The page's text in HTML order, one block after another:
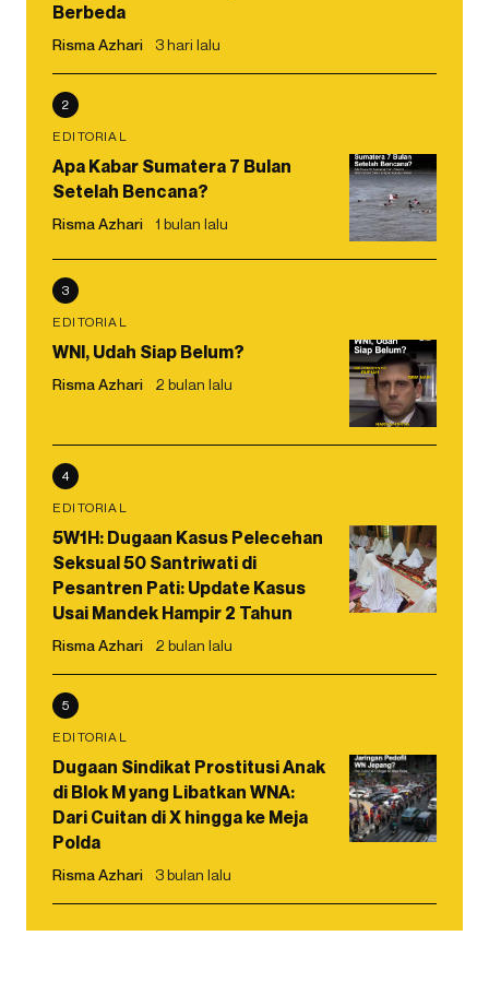
Berbeda
Risma Azhari 3 hari lalu
2
EDITORIAL
Apa Kabar Sumatera 7 Bulan
Setelah Bencana?
Risma Azhari 1 bulan lalu
3
EDITORIAL
WNI, Udah Siap Belum?
Risma Azhari 2 bulan lalu
4
EDITORIAL
5W1H: Dugaan Kasus Pelecehan
Seksual 50 Santriwati di
Pesantren Pati: Update Kasus
Usai Mandek Hampir 2 Tahun
Risma Azhari 2 bulan lalu
5
EDITORIAL
Dugaan Sindikat Prostitusi Anak
di Blok M yang Libatkan WNA:
Dari Cuitan di X hingga ke Meja
Polda
Risma Azhari 3 bulan lalu